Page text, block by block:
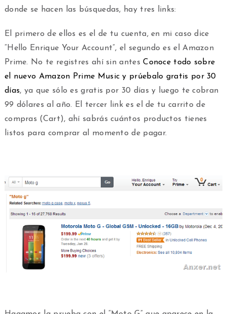
donde se hacen las búsquedas, hay tres links:
El primero de ellos es el de tu cuenta, en mi caso dice
“Hello Enrique Your Account”, el segundo es el Amazon
Prime. No te registres ahí sin antesConoce todo sobre
el nuevo Amazon Prime Music y prúebalo gratis por 30
días, ya que sólo es gratis por 30 días y luego te cobran
99 dólares al año. El tercer link es el de tu carrito de
compras (Cart), ahí sabrás cuántos productos tienes
listos para comprar al momento de pagar.